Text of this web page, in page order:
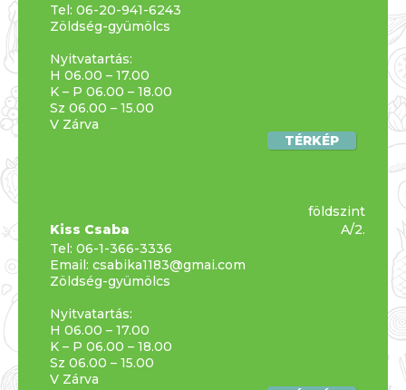
Tel: 06-20-941-6243
Zöldség-gyümölcs
Nyitvatartás:
H 06.00 – 17.00
K – P 06.00 – 18.00
Sz 06.00 – 15.00
V Zárva
TÉRKÉP
Kiss Csaba
Tel: 06-1-366-3336
Email: csabika1183@gmai.com
Zöldség-gyümölcs
Nyitvatartás:
H 06.00 – 17.00
K – P 06.00 – 18.00
Sz 06.00 – 15.00
V Zárva
földszint
A/2.